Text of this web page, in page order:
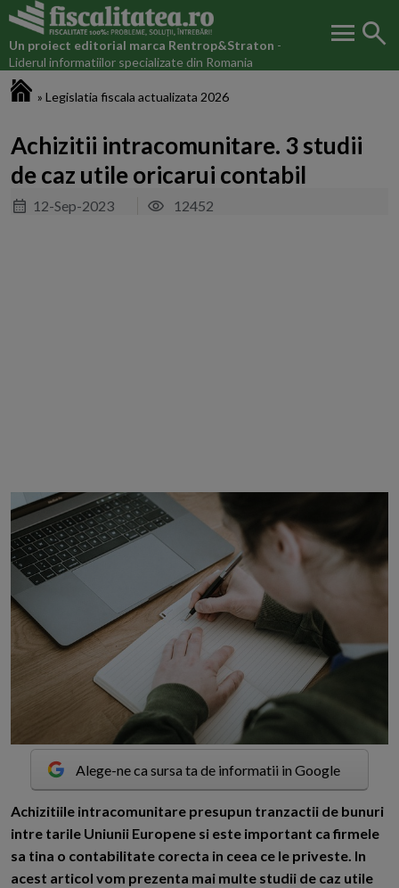
Un proiect editorial marca Rentrop&Straton -
Liderul informatiilor specializate din Romania
menu search
» Legislatia fiscala actualizata 2026
Achizitii intracomunitare. 3 studii
de caz utile oricarui contabil
12-Sep-2023 12452
Alege-ne ca sursa ta de informatii in Google
Achizitiile intracomunitare presupun tranzactii de bunuri
intre tarile Uniunii Europene si este important ca firmele
sa tina o contabilitate corecta in ceea ce le priveste. In
acest articol vom prezenta mai multe studii de caz utile